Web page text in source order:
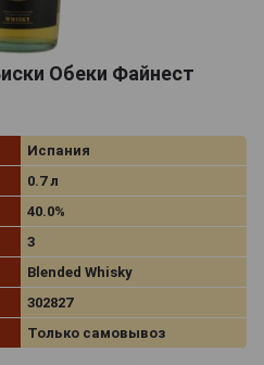
Обеки Файнест
Испания
0.7 л
40.0%
3
Blended Whisky
302827
Только самовывоз